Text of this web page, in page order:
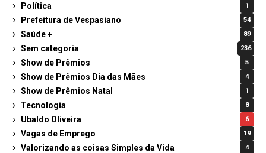
Política 1
Prefeitura de Vespasiano 54
Saúde + 89
Sem categoria 236
Show de Prêmios 5
Show de Prêmios Dia das Mães 4
Show de Prêmios Natal 1
Tecnologia 8
Ubaldo Oliveira 6
Vagas de Emprego 19
Valorizando as coisas Simples da Vida 4